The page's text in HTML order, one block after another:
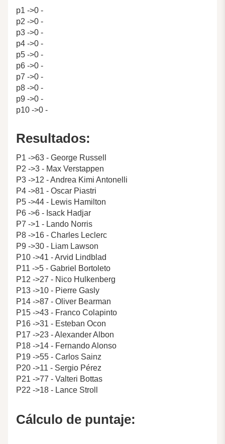
p1 ->0 -
p2 ->0 -
p3 ->0 -
p4 ->0 -
p5 ->0 -
p6 ->0 -
p7 ->0 -
p8 ->0 -
p9 ->0 -
p10 ->0 -
Resultados:
P1 ->63 - George Russell
P2 ->3 - Max Verstappen
P3 ->12 - Andrea Kimi Antonelli
P4 ->81 - Oscar Piastri
P5 ->44 - Lewis Hamilton
P6 ->6 - Isack Hadjar
P7 ->1 - Lando Norris
P8 ->16 - Charles Leclerc
P9 ->30 - Liam Lawson
P10 ->41 - Arvid Lindblad
P11 ->5 - Gabriel Bortoleto
P12 ->27 - Nico Hulkenberg
P13 ->10 - Pierre Gasly
P14 ->87 - Oliver Bearman
P15 ->43 - Franco Colapinto
P16 ->31 - Esteban Ocon
P17 ->23 - Alexander Albon
P18 ->14 - Fernando Alonso
P19 ->55 - Carlos Sainz
P20 ->11 - Sergio Pérez
P21 ->77 - Valteri Bottas
P22 ->18 - Lance Stroll
Cálculo de puntaje: